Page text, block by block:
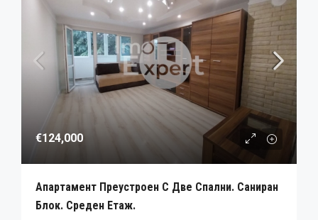
€124,000
Апартамент Преустроен С Две Спални. Саниран
Блок. Среден Етаж.